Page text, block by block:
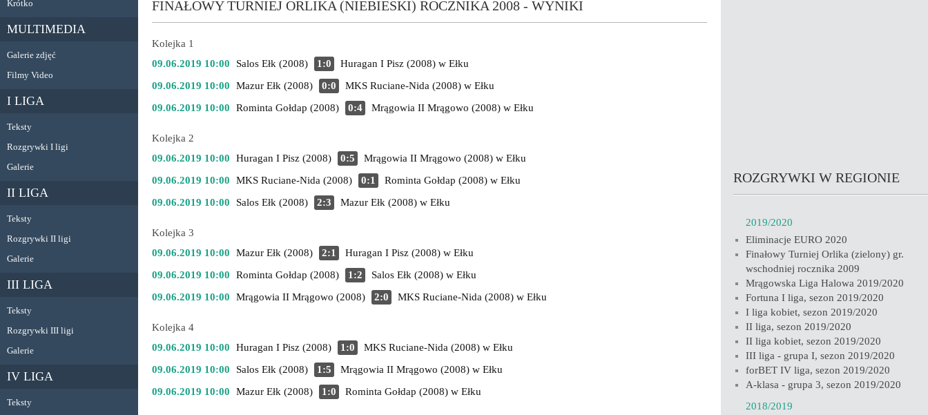
Krótko
MULTIMEDIA
Galerie zdjęć
Filmy Video
I LIGA
Teksty
Rozgrywki I ligi
Galerie
II LIGA
Teksty
Rozgrywki II ligi
Galerie
III LIGA
Teksty
Rozgrywki III ligi
Galerie
IV LIGA
Teksty
FINAŁOWY TURNIEJ ORLIKA (NIEBIESKI) ROCZNIKA 2008 - WYNIKI
Kolejka 1
09.06.2019 10:00
Salos Ełk (2008) 1:0 Huragan I Pisz (2008) w Ełku
09.06.2019 10:00
Mazur Ełk (2008) 0:0 MKS Ruciane-Nida (2008) w Ełku
09.06.2019 10:00
Rominta Gołdap (2008) 0:4 Mrągowia II Mrągowo (2008) w Ełku
Kolejka 2
09.06.2019 10:00
Huragan I Pisz (2008) 0:5 Mrągowia II Mrągowo (2008) w Ełku
09.06.2019 10:00
MKS Ruciane-Nida (2008) 0:1 Rominta Gołdap (2008) w Ełku
09.06.2019 10:00
Salos Ełk (2008) 2:3 Mazur Ełk (2008) w Ełku
Kolejka 3
09.06.2019 10:00
Mazur Ełk (2008) 2:1 Huragan I Pisz (2008) w Ełku
09.06.2019 10:00
Rominta Gołdap (2008) 1:2 Salos Ełk (2008) w Ełku
09.06.2019 10:00
Mrągowia II Mrągowo (2008) 2:0 MKS Ruciane-Nida (2008) w Ełku
Kolejka 4
09.06.2019 10:00
Huragan I Pisz (2008) 1:0 MKS Ruciane-Nida (2008) w Ełku
09.06.2019 10:00
Salos Ełk (2008) 1:5 Mrągowia II Mrągowo (2008) w Ełku
09.06.2019 10:00
Mazur Ełk (2008) 1:0 Rominta Gołdap (2008) w Ełku
ROZGRYWKI W REGIONIE
2019/2020
Eliminacje EURO 2020
Finałowy Turniej Orlika (zielony) gr.
wschodniej rocznika 2009
Mrągowska Liga Halowa 2019/2020
Fortuna I liga, sezon 2019/2020
I liga kobiet, sezon 2019/2020
II liga, sezon 2019/2020
II liga kobiet, sezon 2019/2020
III liga - grupa I, sezon 2019/2020
forBET IV liga, sezon 2019/2020
A-klasa - grupa 3, sezon 2019/2020
2018/2019